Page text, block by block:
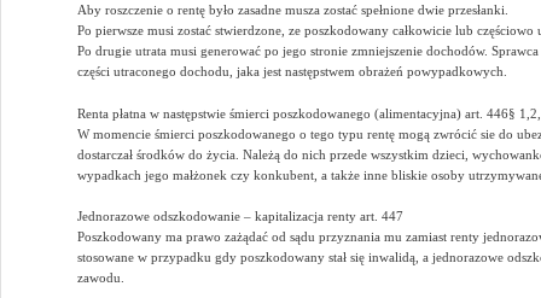
Aby roszczenie o rentę było zasadne musza zostać spełnione dwie przesłanki.
Po pierwsze musi zostać stwierdzone, ze poszkodowany całkowicie lub
Po drugie utrata musi generować po jego stronie zmniejszenie dochodów.
części utraconego dochodu, jaka jest następstwem obrażeń powypadkowych.
Renta płatna w następstwie śmierci poszkodowanego (alimentacyjna) art. 446§
W momencie śmierci poszkodowanego o tego typu rentę mogą zwrócić sie do
dostarczał środków do życia. Należą do nich przede wszystkim dzieci,
wypadkach jego małżonek czy konkubent, a także inne bliskie osoby
Jednorazowe odszkodowanie – kapitalizacja renty art. 447
Poszkodowany ma prawo zażądać od sądu przyznania mu zamiast renty
stosowane w przypadku gdy poszkodowany stał się inwalidą, a jednorazowe
zawodu.